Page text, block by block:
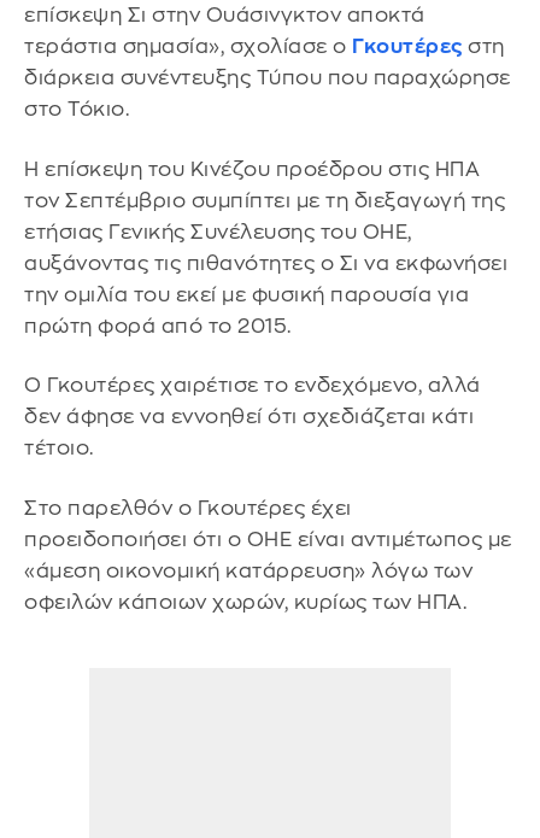
επίσκεψη Σι στην Ουάσινγκτον αποκτά
τεράστια σημασία», σχολίασε ο Γκουτέρες στη
διάρκεια συνέντευξης Τύπου που παραχώρησε
στο Τόκιο.
Η επίσκεψη του Κινέζου προέδρου στις ΗΠΑ
τον Σεπτέμβριο συμπίπτει με τη διεξαγωγή της
ετήσιας Γενικής Συνέλευσης του ΟΗΕ,
αυξάνοντας τις πιθανότητες ο Σι να εκφωνήσει
την ομιλία του εκεί με φυσική παρουσία για
πρώτη φορά από το 2015.
Ο Γκουτέρες χαιρέτισε το ενδεχόμενο, αλλά
δεν άφησε να εννοηθεί ότι σχεδιάζεται κάτι
τέτοιο.
Στο παρελθόν ο Γκουτέρες έχει
προειδοποιήσει ότι ο ΟΗΕ είναι αντιμέτωπος με
«άμεση οικονομική κατάρρευση» λόγω των
οφειλών κάποιων χωρών, κυρίως των ΗΠΑ.